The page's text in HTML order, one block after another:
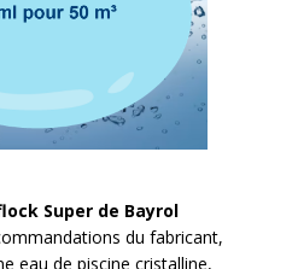
Super de Bayrol
du fabricant,
eau de piscine cristalline,